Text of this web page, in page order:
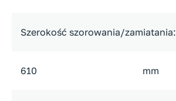
Szerokość szorowania/zamiatania:
610 mm